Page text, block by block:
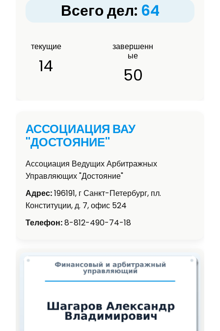
Всего дел: 64
текущие
14
завершенн
ые
50
АССОЦИАЦИЯ ВАУ
"ДОСТОЯНИЕ"
Ассоциация Ведущих Арбитражных
Управляющих "Достояние"
Адрес:196191, г Санкт-Петербург, пл.
Конституции, д. 7, офис 524
Телефон:8-812-490-74-18